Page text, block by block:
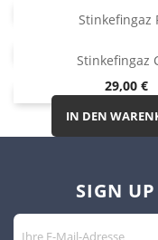
Stinkefingaz
Stinkefingaz
Preis
29,00 €
IN DEN
SIGN